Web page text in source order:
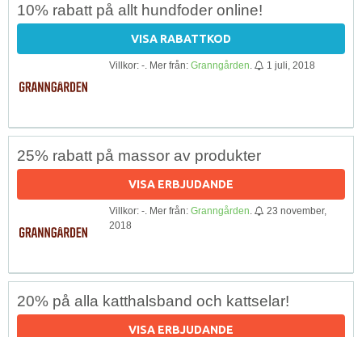
10% rabatt på allt hundfoder online!
VISA RABATTKOD
Villkor: -. Mer från: Granngården 1 juli, 2018
25% rabatt på massor av produkter
VISA ERBJUDANDE
Villkor: -. Mer från: Granngården
23 november,
2018
20% på alla katthalsband och kattselar!
VISA ERBJUDANDE